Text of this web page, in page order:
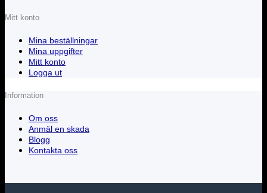
Mitt konto
Mina beställningar
Mina uppgifter
Mitt konto
Logga ut
Information
Om oss
Anmäl en skada
Blogg
Kontakta oss